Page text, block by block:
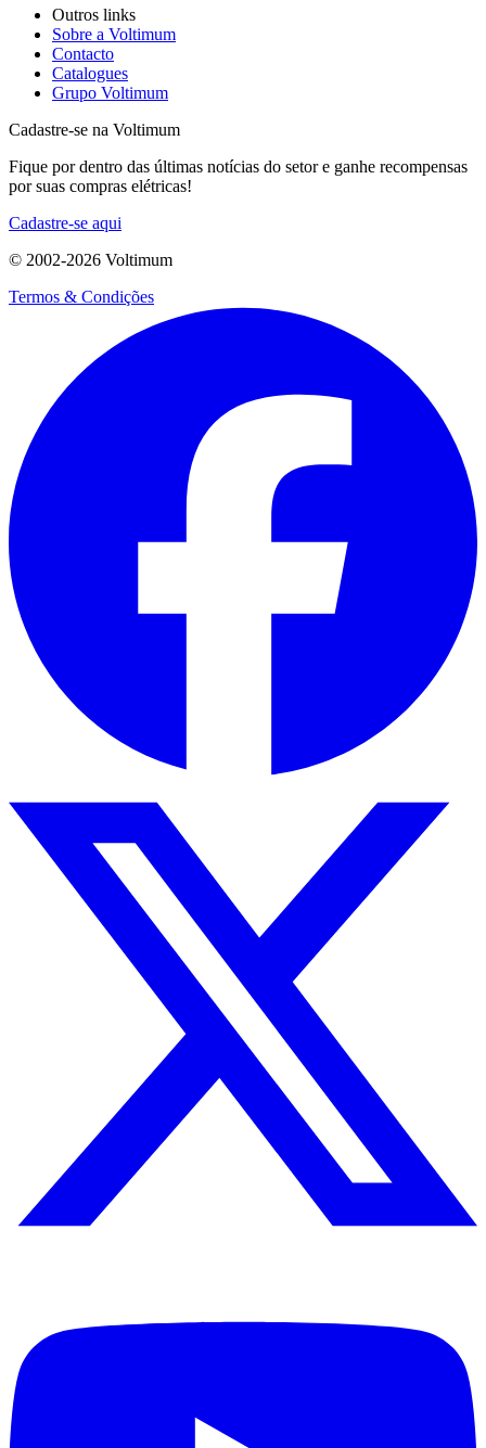
Outros links
Sobre a Voltimum
Contacto
Catalogues
Grupo Voltimum
Cadastre-se na Voltimum
Fique por dentro das últimas notícias do setor e ganhe recompensas
por suas compras elétricas!
Cadastre-se aqui
© 2002-2026 Voltimum
Termos & Condições